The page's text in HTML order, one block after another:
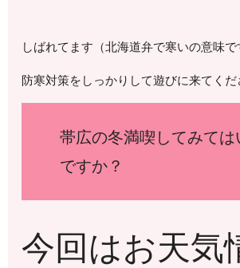
しばれてます（北海道弁で寒いの意味で
防寒対策をしっかりして遊びに来てくだ
帯広の冬満喫してみては
ですか？
今回はお天気